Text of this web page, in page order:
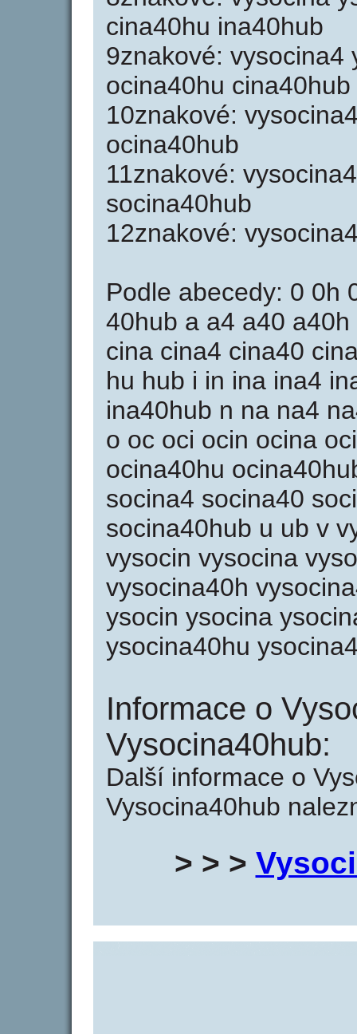
cina40hu ina40hub
9znakové: vysocina4
ocina40hu cina40hub
10znakové:
ocina40hub
11znakové:
socina40hub
12znakové:
Podle abecedy: 0 0h
40hub a a4 a40
cina cina4 cina40
hu hub i in ina ina4
ina40hub n na na4
o oc oci ocin ocina
ocina40hu
socina4 socina40
socina40hub u ub v
vysocin vysocina
vysocina40h
ysocin ysocina
ysocina40hu
Informace o
Vysocina40hub:
Další informace o
Vysocina40hub
> > >